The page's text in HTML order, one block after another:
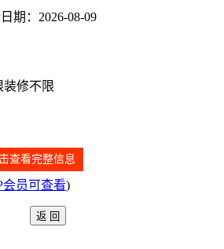
期：2026-08-09
装修不限
查看完整信息
会员可查看)